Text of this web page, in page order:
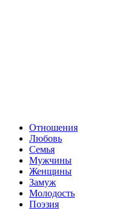
Отношения
Любовь
Семья
Мужчины
Женщины
Замуж
Молодость
Поэзия